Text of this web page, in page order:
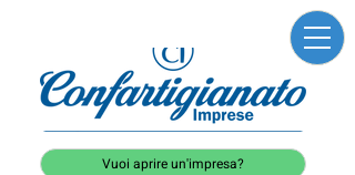
Vuoi aprire un'impresa?